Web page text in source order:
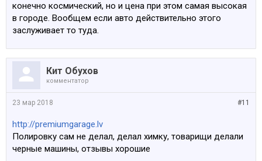
конечно космический, но и цена при этом самая высокая
в городе. Вообщем если авто действительно этого
заслуживает то туда.
Кит Обухов
комментатор
#11
23 мар 2018
http://premiumgarage.lv
Полировку сам не делал, делал химку, товарищи делали
черные машины, отзывы хорошие